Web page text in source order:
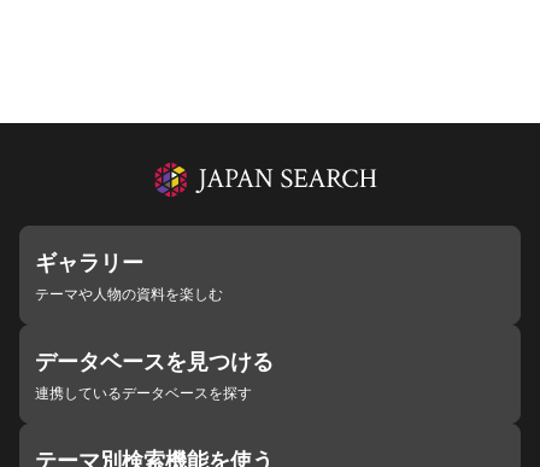
ギャラリー
テーマや人物の資料を楽しむ
データベースを見つける
連携しているデータベースを探す
テーマ別検索機能を使う